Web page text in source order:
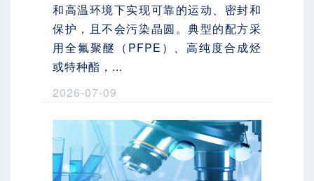
和高温环境下实现可靠的运动、密封和
保护，且不会污染晶圆。典型的配方采
用全氟聚醚（PFPE）、高纯度合成烃
或特种酯，...
2026-07-09